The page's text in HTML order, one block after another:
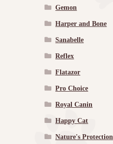
Gemon
Harper and Bone
Sanabelle
Reflex
Flatazor
Pro Choice
Royal Canin
Happy Cat
Nature's Protection